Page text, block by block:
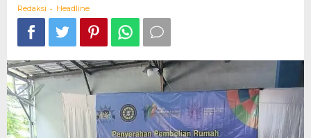
LKSA
Medokan
Ayu
Redaksi - Headline